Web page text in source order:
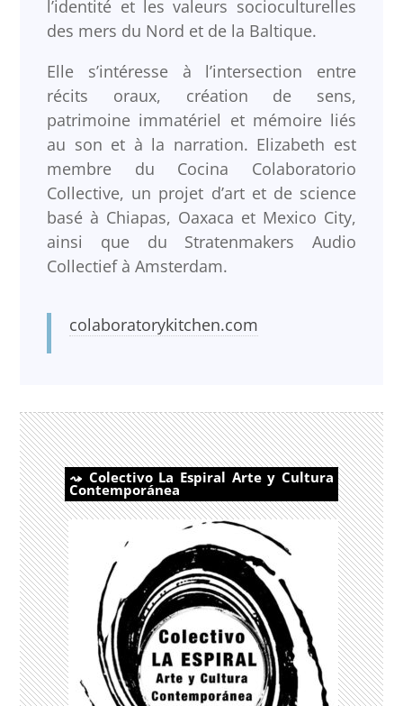
l’identité et les valeurs socioculturelles
des mers du Nord et de la Baltique.
Elle s’intéresse à l’intersection entre
récits oraux, création de sens,
patrimoine immatériel et mémoire liés
au son et à la narration. Elizabeth est
membre du Cocina Colaboratorio
Collective, un projet d’art et de science
basé à Chiapas, Oaxaca et Mexico City,
ainsi que du Stratenmakers Audio
Collectief à Amsterdam.
colaboratorykitchen.com
Colectivo La Espiral Arte y Cultura
Contemporánea